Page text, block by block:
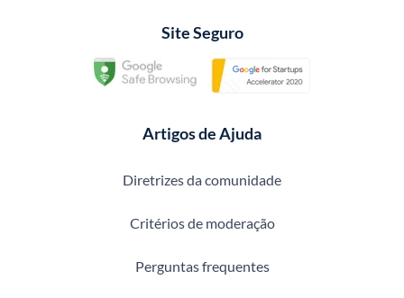
Site Seguro
Artigos de Ajuda
Diretrizes da comunidade
Critérios de moderação
Perguntas frequentes